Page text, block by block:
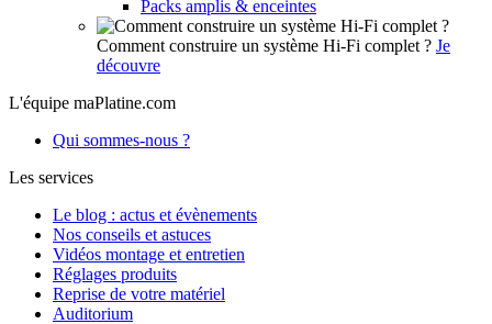
Packs amplis & enceintes
Comment construire un système Hi-Fi complet ? Je
découvre
L'équipe maPlatine.com
Qui sommes-nous ?
Les services
Le blog : actus et évènements
Nos conseils et astuces
Vidéos montage et entretien
Réglages produits
Reprise de votre matériel
Auditorium